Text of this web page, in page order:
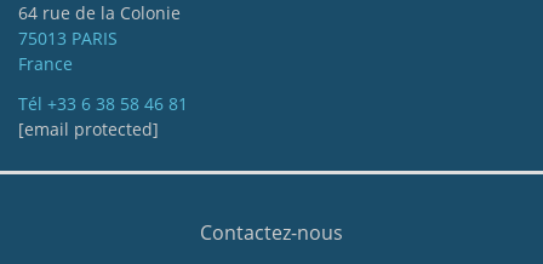
64 rue de la Colonie
75013 PARIS
France
Tél +33 6 38 58 46 81
[email protected]
Contactez-nous